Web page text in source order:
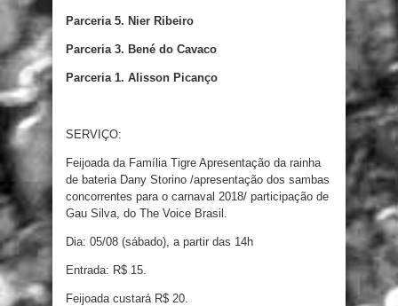
Parceria 5. Nier Ribeiro
Parceria 3. Bené do Cavaco
Parceria 1. Alisson Picanço
SERVIÇO:
Feijoada da Família Tigre Apresentação da rainha
de bateria Dany Storino /apresentação dos sambas
concorrentes para o carnaval 2018/ participação de
Gau Silva, do The Voice Brasil.
Dia: 05/08 (sábado), a partir das 14h
Entrada: R$ 15.
Feijoada custará R$ 20.